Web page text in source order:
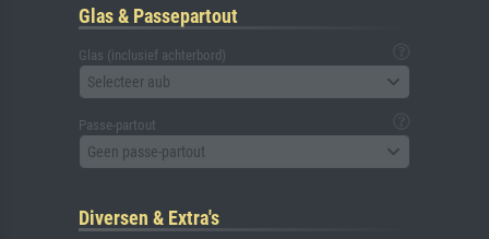
Glas & Passepartout
Glas (inclusief achterbord)
Selecteer aub
Passe-partout
Geen passe-partout
Diversen & Extra's